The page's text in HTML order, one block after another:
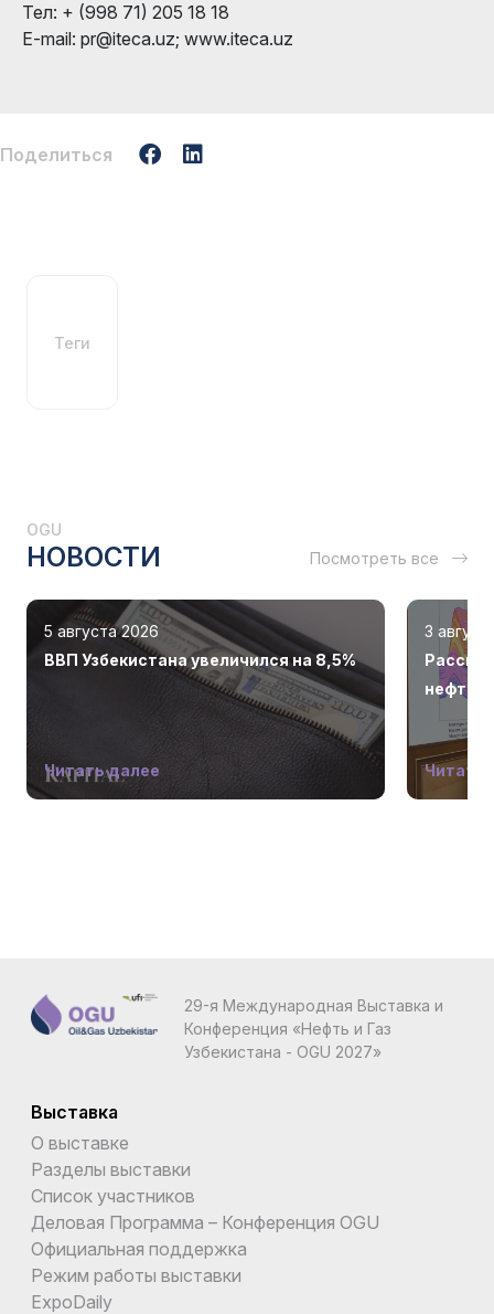
Teл: + (998 71) 205 18 18
E-mail: pr@iteca.uz; www.iteca.uz
Поделиться
Теги
OGU
НОВОСТИ Посмотреть все
5 августа 2026
ВВП Узбекистана увеличился на 8,5%
Читать далее
3
Читать
29-я Международная Выставка и
Конференция «Нефть и Газ
Узбекистана - OGU 2027»
Выставка
О выставке
Разделы выставки
Список участников
Деловая Программа – Конференция OGU
Официальная поддержка
Режим работы выставки
ExpoDaily